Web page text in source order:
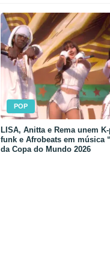
POP
LISA, Anitta e Rema unem
funk e Afrobeats em música
da Copa do Mundo 2026